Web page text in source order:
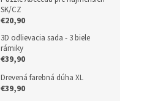
SK/CZ
€20,90
3D odlievacia sada - 3 biele
rámiky
€39,90
Drevená farebná dúha XL
€39,90